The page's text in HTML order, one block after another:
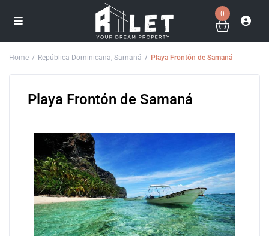
0
Home República Dominicana,Samaná Playa Frontón de Samaná
Playa Frontón de Samaná